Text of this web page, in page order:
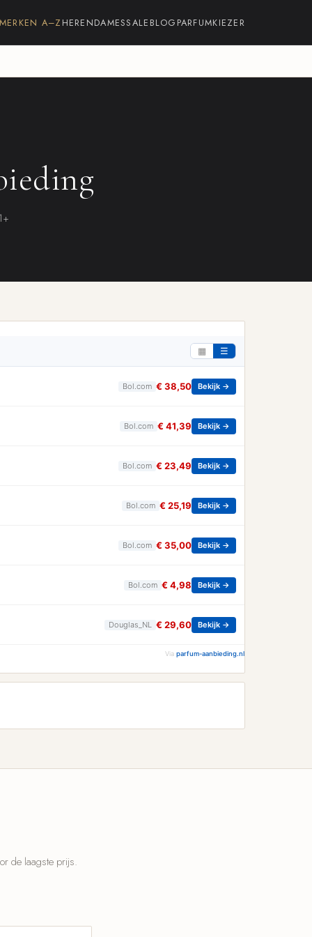
A–Z HERENDAMESSALE BLOG PARFUMKIEZER
▦ ☰
Bol.com € 38,50 Bekijk →
Bol.com € 41,39 Bekijk →
Bol.com € 23,49 Bekijk →
Bol.com € 25,19 Bekijk →
Bol.com € 35,00 Bekijk →
Bol.com € 4,98 Bekijk →
Douglas_NL € 29,60 Bekijk →
Via parfum-aanbieding.nl
de laagste prijs.